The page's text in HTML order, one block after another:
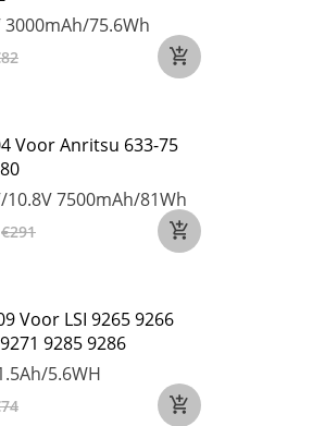
3000mAh/75.6Wh
Voor Anritsu 633-75
10.8V7500mAh/81Wh
€291
Voor LSI 9265 9266
9285 9286
5.6WH